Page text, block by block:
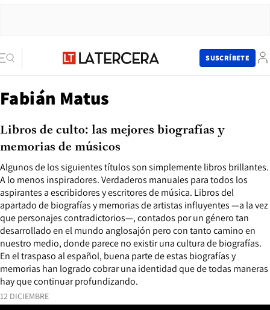
SUSCRÍBETE
Fabián Matus
12 DICIEMBRE
Algunos de los siguientes títulos son simplemente libros brillantes.
A lo menos inspiradores. Verdaderos manuales para todos los
aspirantes a escribidores y escritores de música. Libros del
apartado de biografías y memorias de artistas influyentes —a la vez
que personajes contradictorios—, contados por un género tan
desarrollado en el mundo anglosajón pero con tanto camino en
nuestro medio, donde parece no existir una cultura de biografías.
En el traspaso al español, buena parte de estas biografías y
memorias han logrado cobrar una identidad que de todas maneras
hay que continuar profundizando.
Libros de culto: las mejores biografías y
memorias de músicos